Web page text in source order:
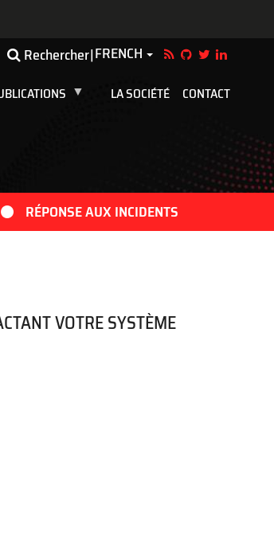
Rechercher FRENCH Toggle Dropdown
LA SOCIÉTÉ CONTACT
RÉPONSE AUX INCIDENTS
VOTRE SYSTÈME